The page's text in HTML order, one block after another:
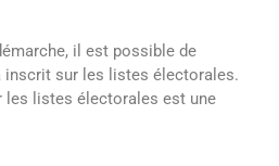
il est possible de
inscrit sur les listes électorales.
les listes électorales est une